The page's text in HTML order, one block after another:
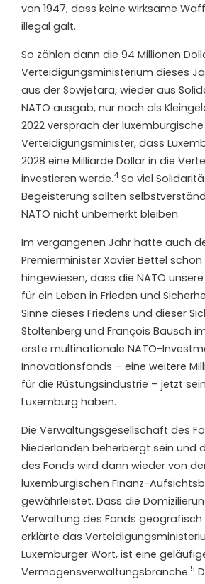
von 1947, dass keine wirksame
illegal galt.
So zählen dann die 94 Millionen
Verteidigungsministerium dieses
aus der Sowjetära, wieder aus
NATO ausgab, nur noch als
2022 versprach der
Verteidigungsminister, dass
2028 eine Milliarde Dollar in die
investieren werde.4 So viel
Begeisterung sollten
NATO nicht unbemerkt bleiben.
Im vergangenen Jahr hatte auch
Premierminister Xavier Bettel
hingewiesen, dass die NATO
für ein Leben in Frieden und
Sinne dieses Friedens und dieser
Stoltenberg und François Bausch
erste multinationale NATO-
Innovationsfonds – eine weitere
für die Rüstungsindustrie – jetzt
Luxemburg haben.
Die Verwaltungsgesellschaft des
Niederlanden beherbergt sein und
des Fonds wird dann wieder von
luxemburgischen Finanz-
gewährleistet. Dass die
Verwaltung des Fonds
erklärte das
Luxemburger Wort, ist eine
Vermögensverwaltungsbranche.5